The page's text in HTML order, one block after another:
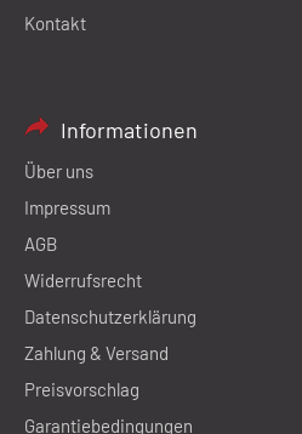
Kontakt
Informationen
Über uns
Impressum
AGB
Widerrufsrecht
Datenschutzerklärung
Zahlung & Versand
Preisvorschlag
Garantiebedingungen